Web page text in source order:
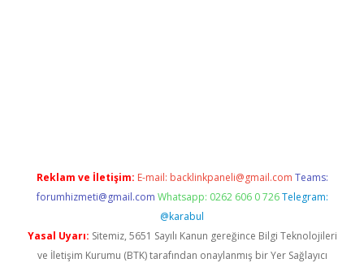
Reklam ve İletişim: E-mail: backlinkpaneli@gmail.com Teams:
forumhizmeti@gmail.com Whatsapp: 0262 606 0 726 Telegram:
@karabul
Yasal Uyarı: Sitemiz, 5651 Sayılı Kanun gereğince Bilgi Teknolojileri
ve İletişim Kurumu (BTK) tarafından onaylanmış bir Yer Sağlayıcı